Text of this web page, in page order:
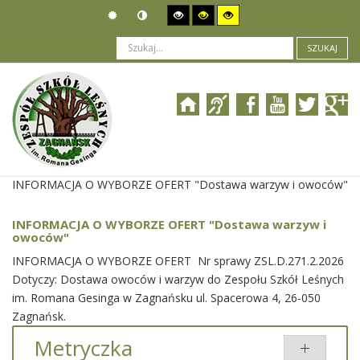
SZUKAJ
Jesteś tutaj: Zamówienia publiczne
Wyniki postępowania
INFORMACJA O WYBORZE OFERT "Dostawa warzyw i owoców"
INFORMACJA O WYBORZE OFERT "Dostawa warzyw i
owoców"
INFORMACJA O WYBORZE OFERT Nr sprawy ZSL.D.271.2.2026
Dotyczy: Dostawa owoców i warzyw do Zespołu Szkół Leśnych
im. Romana Gesinga w Zagnańsku ul. Spacerowa 4, 26-050
Zagnańsk.
Metryczka